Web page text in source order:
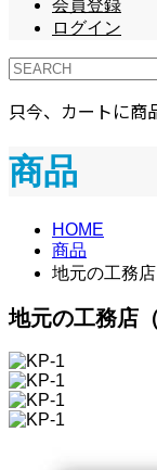
会員登録
ログイン
只今、カートに商
商品
HOME
商品
地元の工務
地元の工務店